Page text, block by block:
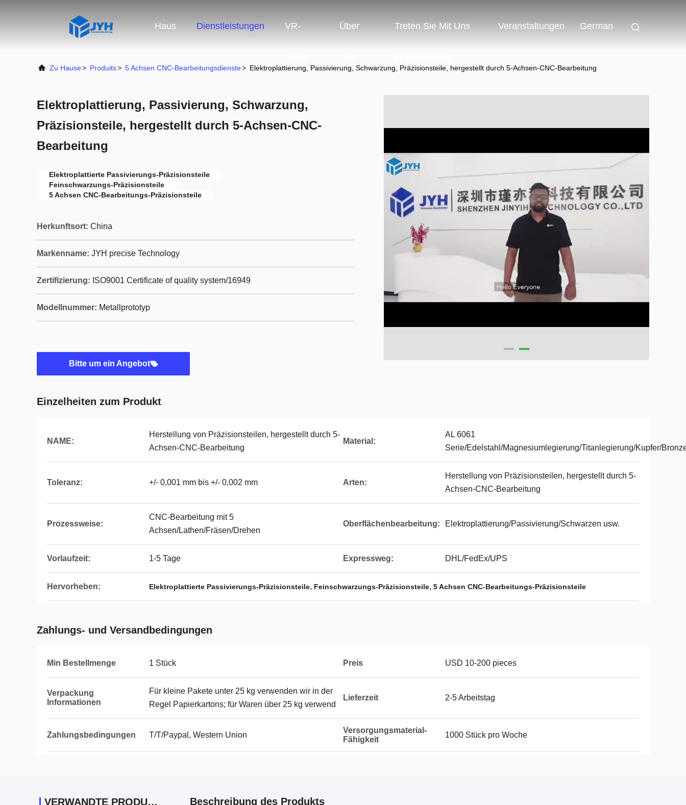
Haus Dienstleistungen VR- Über Treten Sie Mit Uns Veranstaltungen German
Zu Hause> Produits> 5 Achsen CNC-Bearbeitungsdienste> Elektroplattierung, Passivierung, Schwarzung, Präzisionsteile, hergestellt durch 5-Achsen-CNC-Bearbeitung
Elektroplattierung, Passivierung, Schwarzung,
Präzisionsteile, hergestellt durch 5-Achsen-CNC-
Bearbeitung
Elektroplattierte Passivierungs-Präzisionsteile
Feinschwarzungs-Präzisionsteile
5 Achsen CNC-Bearbeitungs-Präzisionsteile
Herkunftsort: China
Markenname: JYH precise Technology
Zertifizierung: ISO9001 Certificate of quality system/16949
Modellnummer: Metallprototyp
Bitte um ein Angebot
Einzelheiten zum Produkt
NAME:
Herstellung von Präzisionsteilen, hergestellt durch 5-
Achsen-CNC-Bearbeitung
Material:
AL 6061
Serie/Edelstahl/Magnesiumlegierung/Titanlegierung/Kupfer/
Toleranz: +/- 0,001 mm bis +/- 0,002 mm Arten:
Herstellung von Präzisionsteilen, hergestellt durch 5-
Achsen-CNC-Bearbeitung
Prozessweise:
CNC-Bearbeitung mit 5
Achsen/Lathen/Fräsen/Drehen
Oberflächenbearbeitung: Elektroplattierung/Passivierung/Schwarzen usw.
Vorlaufzeit: 1-5 Tage Expressweg: DHL/FedEx/UPS
Hervorheben: Elektroplattierte Passivierungs-Präzisionsteile, Feinschwarzungs-Präzisionsteile, 5 Achsen CNC-Bearbeitungs-Präzisionsteile
Zahlungs- und Versandbedingungen
Min Bestellmenge 1 Stück Preis USD 10-200 pieces
Verpackung
Informationen
Für kleine Pakete unter 25 kg verwenden wir in der
Regel Papierkartons; für Waren über 25 kg verwend
Lieferzeit 2-5 Arbeitstag
Zahlungsbedingungen T/T/Paypal, Western Union
Versorgungsmaterial-
Fähigkeit
1000 Stück pro Woche
VERWANDTE PRODUKTE
Beschreibung des Produkts